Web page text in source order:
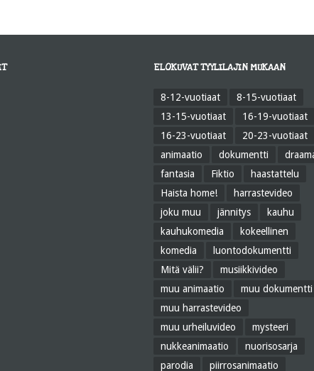
ELOKUVAT TYYLILAJIN MUKAAN
8-12-vuotiaat
8-15-vuotiaat
13-15-vuotiaat
16-19-vuotiaat
16-23-vuotiaat
20-23-vuotiaat
animaatio
dokumentti
fantasia
Fiktio
haastattelu
Haista home!
harrastevideo
joku muu
jännitys
kauhu
kauhukomedia
kokeellinen
komedia
luontodokumentti
Mitä välii?
musiikkivideo
muu animaatio
muu dokumentti
muu harrastevideo
muu urheiluvideo
mysteeri
nukkeanimaatio
nuorisosarja
parodia
piirrosanimaatio